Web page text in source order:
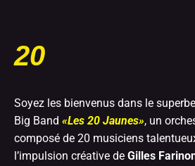
20PASSIONNÉS
Soyez les bienvenus dans le
Big Band «Les 20 Jaunes», un
composé de 20 musiciens
l’impulsion créative de Gilles